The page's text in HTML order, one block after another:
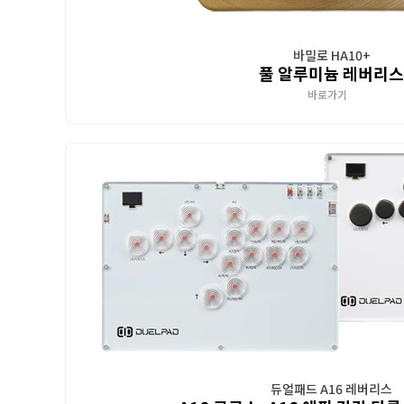
바밀로 HA10+
풀 알루미늄 레버리스
바로가기
듀얼패드 A16 레버리스